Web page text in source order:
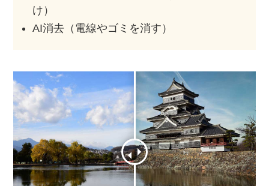
け）
AI消去（電線やゴミを消す）